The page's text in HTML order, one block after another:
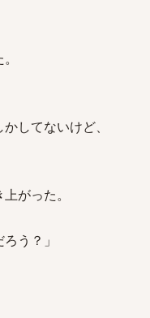
してないけど、
がった。
う？」